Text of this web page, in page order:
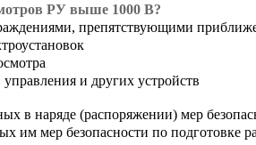
РУ выше 1000 В?
препятствующими
и других устройств
в наряде (распоряжении) мер
им мер безопасности по